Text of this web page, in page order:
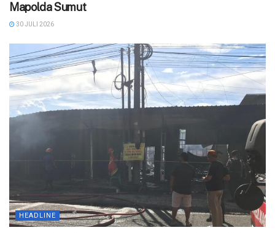
Mapolda Sumut
30 JULI 2026
HEADLINE